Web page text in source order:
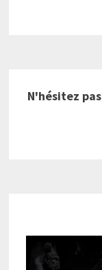
N'hésitez